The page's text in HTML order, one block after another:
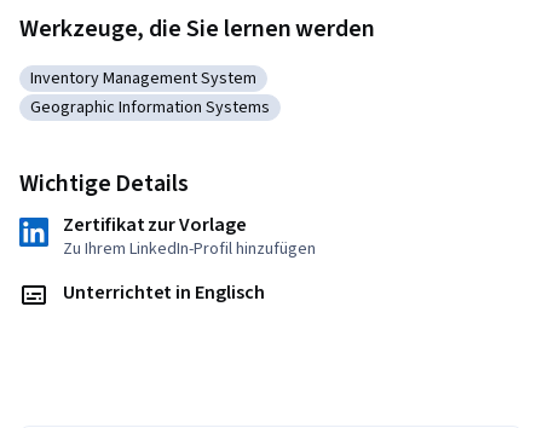
Werkzeuge, die Sie lernen werden
Kategorie: Inventory Management System
Inventory Management System
Kategorie: Geographic Information Systems
Geographic Information Systems
Wichtige Details
Zertifikat zur Vorlage
Zu Ihrem LinkedIn-Profil hinzufügen
Unterrichtet in Englisch